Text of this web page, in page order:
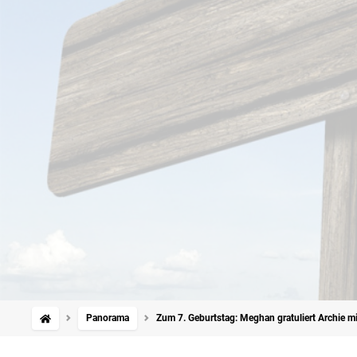
Panorama Zum 7. Geburtstag: Meghan gratuliert Archie